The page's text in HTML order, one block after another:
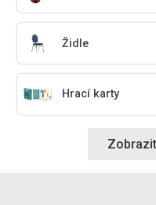
Židle
Hrací karty